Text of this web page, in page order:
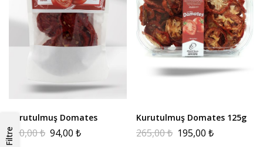
Filtre
Kurutulmuş Domates
150,00₺ 94,00 ₺
Kurutulmuş Domates 125g
265,00₺ 195,00 ₺